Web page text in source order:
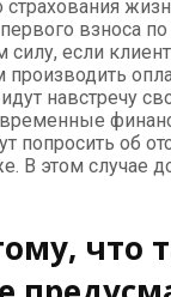
взноса
силу, если
навстречу
попросить об
В этом случае
что